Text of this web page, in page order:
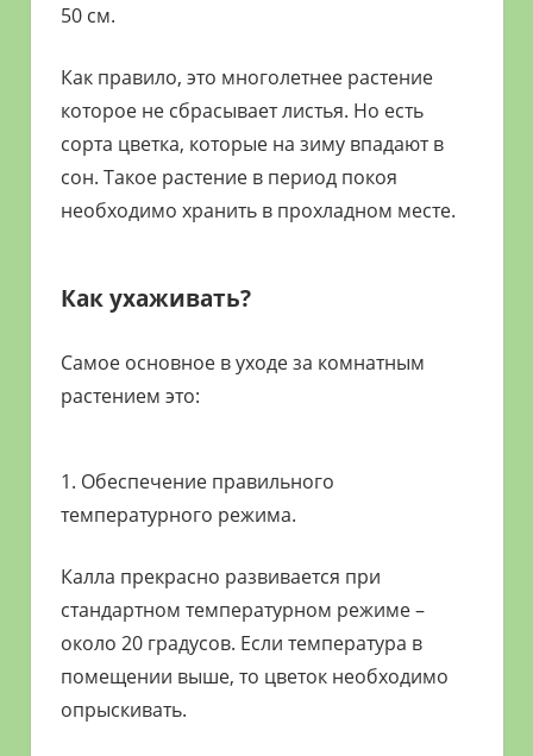
50 см.
Как правило, это многолетнее растение
которое не сбрасывает листья. Но есть
сорта цветка, которые на зиму впадают в
сон. Такое растение в период покоя
необходимо хранить в прохладном месте.
Как ухаживать?
Самое основное в уходе за комнатным
растением это:
1. Обеспечение правильного
температурного режима.
Калла прекрасно развивается при
стандартном температурном режиме –
около 20 градусов. Если температура в
помещении выше, то цветок необходимо
опрыскивать.